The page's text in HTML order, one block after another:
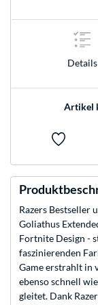
Details
Artikel
Razers Bestseller
Goliathus
Fortnite Design -
faszinierenden
Game erstrahlt in
ebenso schnell
gleitet. Dank